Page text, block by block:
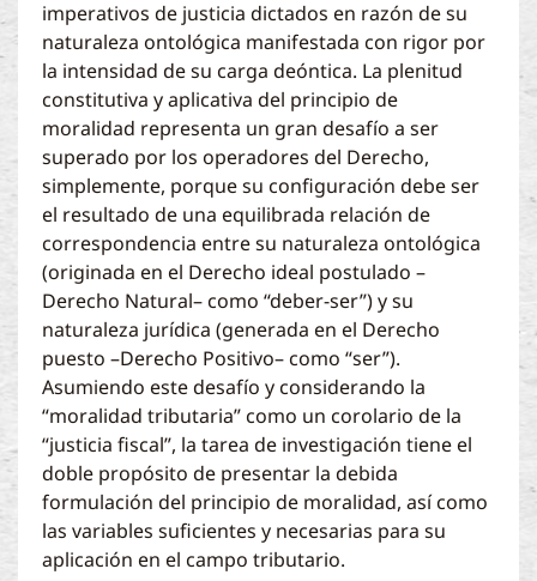
imperativos de justicia dictados en razón de su
naturaleza ontológica manifestada con rigor por
la intensidad de su carga deóntica. La plenitud
constitutiva y aplicativa del principio de
moralidad representa un gran desafío a ser
superado por los operadores del Derecho,
simplemente, porque su configuración debe ser
el resultado de una equilibrada relación de
correspondencia entre su naturaleza ontológica
(originada en el Derecho ideal postulado –
Derecho Natural– como “deber-ser”) y su
naturaleza jurídica (generada en el Derecho
puesto –Derecho Positivo– como “ser”).
Asumiendo este desafío y considerando la
“moralidad tributaria” como un corolario de la
“justicia fiscal”, la tarea de investigación tiene el
doble propósito de presentar la debida
formulación del principio de moralidad, así como
las variables suficientes y necesarias para su
aplicación en el campo tributario.